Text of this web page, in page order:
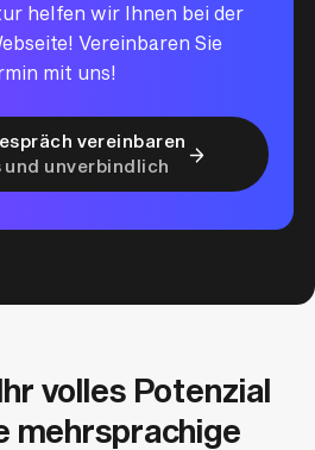
helfen wir Ihnen bei der
Vereinbaren Sie
mit uns!
vereinbaren
und unverbindlich
volles Potenzial
mehrsprachige